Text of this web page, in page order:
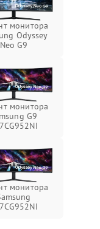
монитора
Odyssey
Neo G9
монитора
G9
монитора